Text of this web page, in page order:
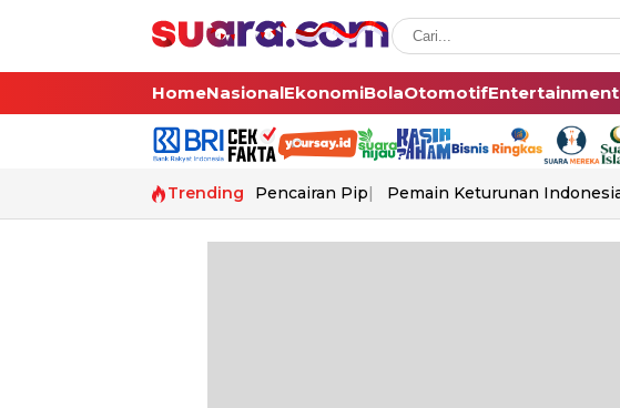
HomeNasionalEkonomiBolaOtomotifEntertainment
Trending Pencairan Pip Pemain Keturunan